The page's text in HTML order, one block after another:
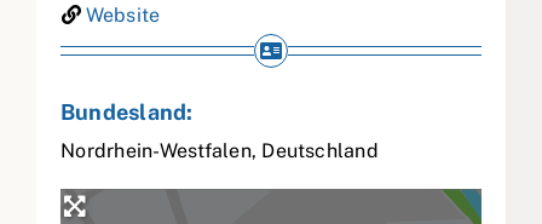
Website
Bundesland:
Nordrhein-Westfalen, Deutschland